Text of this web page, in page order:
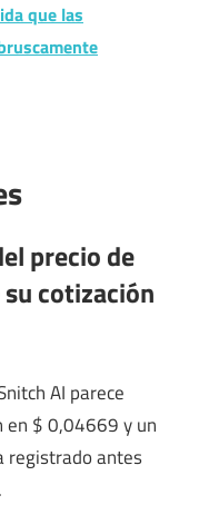
que las
precio de
cotización
AI parece
en $ 0,04669 y un
registrado antes